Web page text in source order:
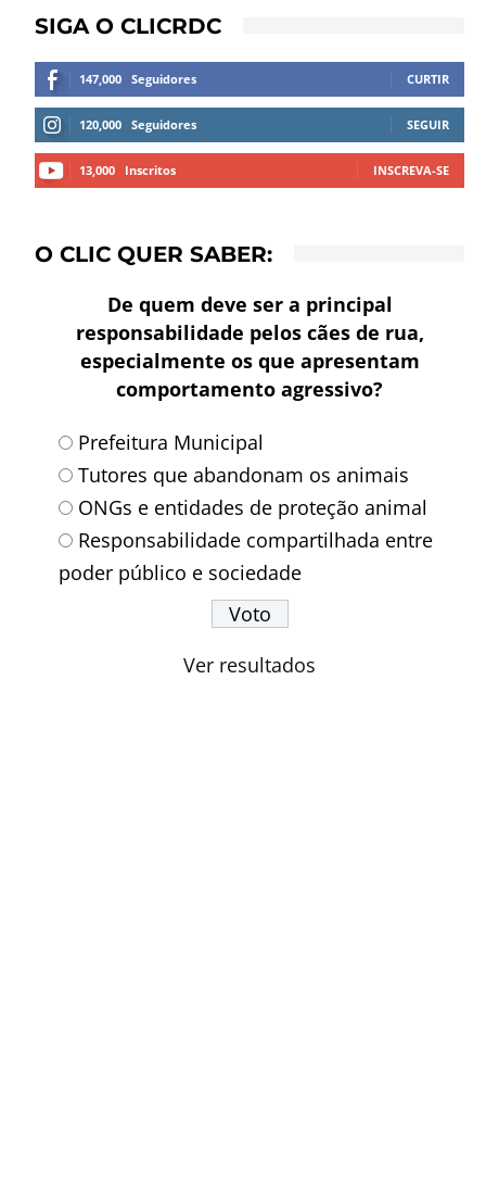
SIGA O CLICRDC
147,000 Seguidores CURTIR
120,000 Seguidores SEGUIR
13,000 Inscritos INSCREVA-SE
O CLIC QUER SABER:
De quem deve ser a principal
responsabilidade pelos cães de rua,
especialmente os que apresentam
comportamento agressivo?
Prefeitura Municipal
Tutores que abandonam os animais
ONGs e entidades de proteção animal
Responsabilidade compartilhada entre
poder público e sociedade
Ver resultados